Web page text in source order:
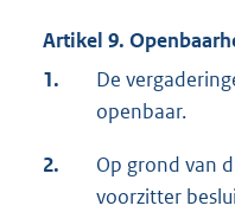
Artikel 9.
1.
De
openbaar.
2.
Op grond van
voorzitter